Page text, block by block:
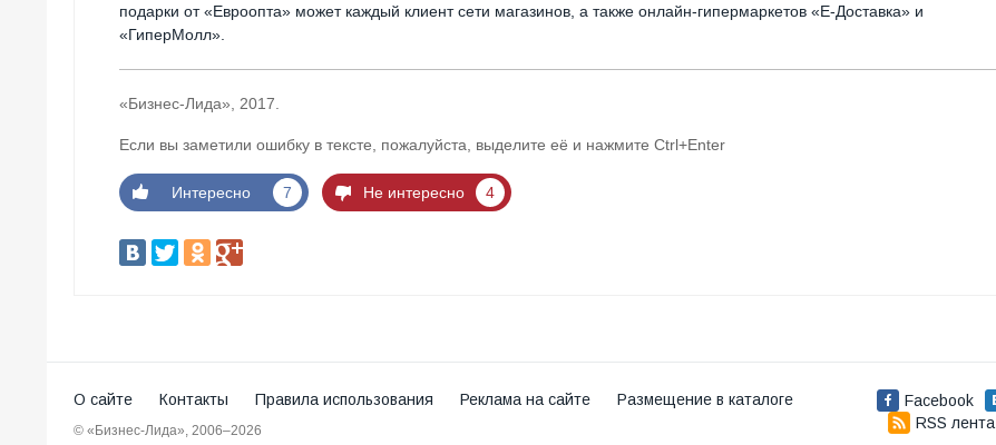
подарки от «Евроопта» может каждый клиент сети магазинов, а также онлайн-гипермаркетов «Е-Доставка» и
«ГиперМолл».
«Бизнес-Лида», 2017.
Если вы заметили ошибку в тексте, пожалуйста, выделите её и нажмите Ctrl+Enter
Интересно 7 Не интересно 4
О сайте Контакты Правила использования Реклама на сайте Размещение в каталоге
© «Бизнес-Лида», 2006–2026
Facebook
RSS лента